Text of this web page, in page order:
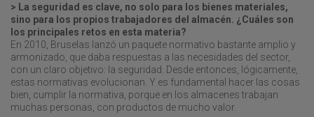
> La seguridad es clave, no solo para los bienes materiales,
sino para los propios trabajadores del almacén. ¿Cuáles son
los principales retos en esta materia?
En 2010, Bruselas lanzó un paquete normativo bastante amplio y
armonizado, que daba respuestas a las necesidades del sector,
con un claro objetivo: la seguridad. Desde entonces, lógicamente,
estas normativas evolucionan. Y es fundamental hacer las cosas
bien, cumplir la normativa, porque en los almacenes trabajan
muchas personas, con productos de mucho valor.